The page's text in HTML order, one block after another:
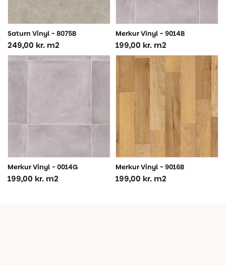
Saturn Vinyl - 8075B
249,00 kr. m2
Merkur Vinyl - 9014B
199,00 kr. m2
Merkur Vinyl - 0014G
199,00 kr. m2
Merkur Vinyl - 9016B
199,00 kr. m2